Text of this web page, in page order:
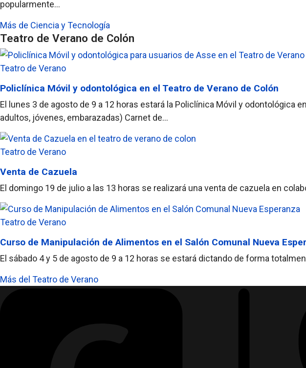
popularmente...
Más de Ciencia y Tecnología
Teatro de Verano de Colón
Teatro de Verano
Policlínica Móvil y odontológica en el Teatro de Verano de Colón
El lunes 3 de agosto de 9 a 12 horas estará la Policlínica Móvil y odontológica
adultos, jóvenes, embarazadas) Carnet de...
Teatro de Verano
Venta de Cazuela
El domingo 19 de julio a las 13 horas se realizará una venta de cazuela en
Teatro de Verano
Curso de Manipulación de Alimentos en el Salón Comunal Nueva
El sábado 4 y 5 de agosto de 9 a 12 horas se estará dictando de forma
Más del Teatro de Verano